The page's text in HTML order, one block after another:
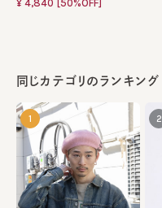
¥4,840 [50%OFF]
同じカテゴリのランキング
1 2